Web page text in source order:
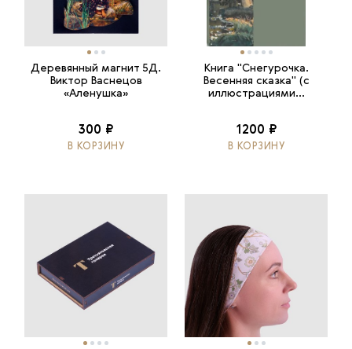
Деревянный магнит 5Д.
Виктор Васнецов
«Аленушка»
300 ₽
В КОРЗИНУ
Книга "Снегурочка.
Весенняя сказка" (с
иллюстрациями...
1200 ₽
В КОРЗИНУ